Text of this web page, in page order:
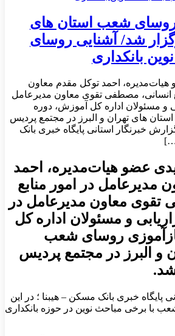
روسای شعب استان های
شد/ آشنایی روسای
بانکداری
هیات‌مدیره، احمد توکل مقدم معاون
انسانی، مصطفی تقوی معاون مدیرعامل
و مسئولان اداره کل آموزش، دوره
های تهران و البرز در مجتمع پردیس
خبرنگار استانی پایگاه خبری بانک
عضو هیات‌مدیره، احمد
مدیرعامل در امور منابع
تقوی معاون مدیرعامل در
و مسئولان اداره کل
روسای شعب
و البرز در مجتمع پردیس
شد.
پایگاه خبری بانک مسکن – هیبنا ؛ در این
با برخی مباحث نوین در حوزه بانکداری